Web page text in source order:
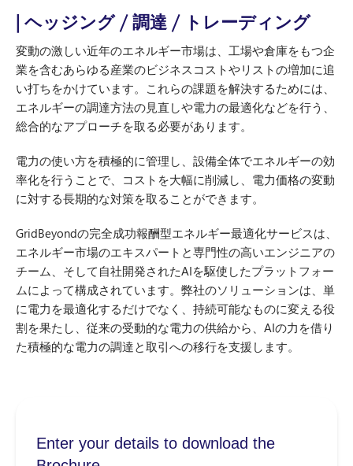
| ヘッジング / 調達 / トレーディング
変動の激しい近年のエネルギー市場は、工場や倉庫をもつ企
業を含むあらゆる産業のビジネスコストやリストの増加に追
い打ちをかけています。これらの課題を解決するためには、
エネルギーの調達方法の見直しや電力の最適化などを行う、
総合的なアプローチを取る必要があります。
電力の使い方を積極的に管理し、設備全体でエネルギーの効
率化を行うことで、コストを大幅に削減し、電力価格の変動
に対する長期的な対策を取ることができます。
GridBeyondの完全成功報酬型エネルギー最適化サービスは、
エネルギー市場のエキスパートと専門性の高いエンジニアの
チーム、そして自社開発されたAIを駆使したプラットフォー
ムによって構成されています。弊社のソリューションは、単
に電力を最適化するだけでなく、持続可能なものに変える役
割を果たし、従来の受動的な電力の供給から、AIの力を借り
た積極的な電力の調達と取引への移行を支援します。